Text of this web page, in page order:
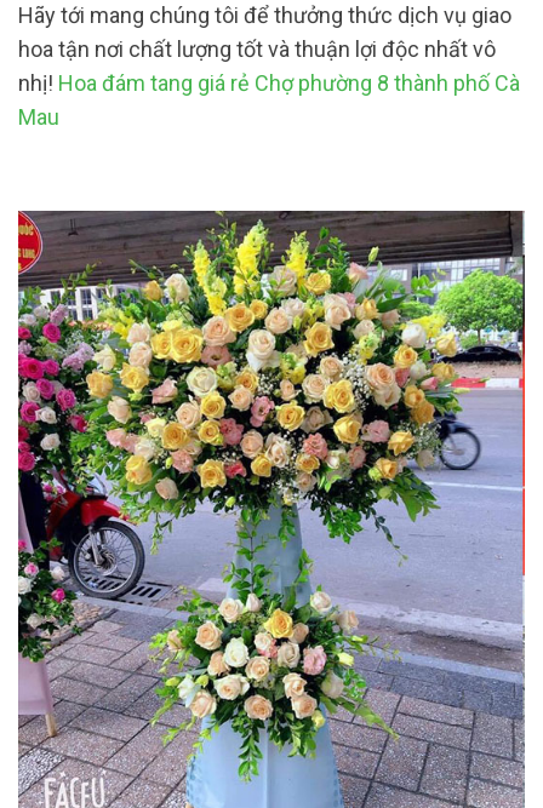
Hãy tới mang chúng tôi để thưởng thức dịch vụ giao
hoa tận nơi chất lượng tốt và thuận lợi độc nhất vô
nhị! Hoa đám tang giá rẻ Chợ phường 8 thành phố Cà
Mau